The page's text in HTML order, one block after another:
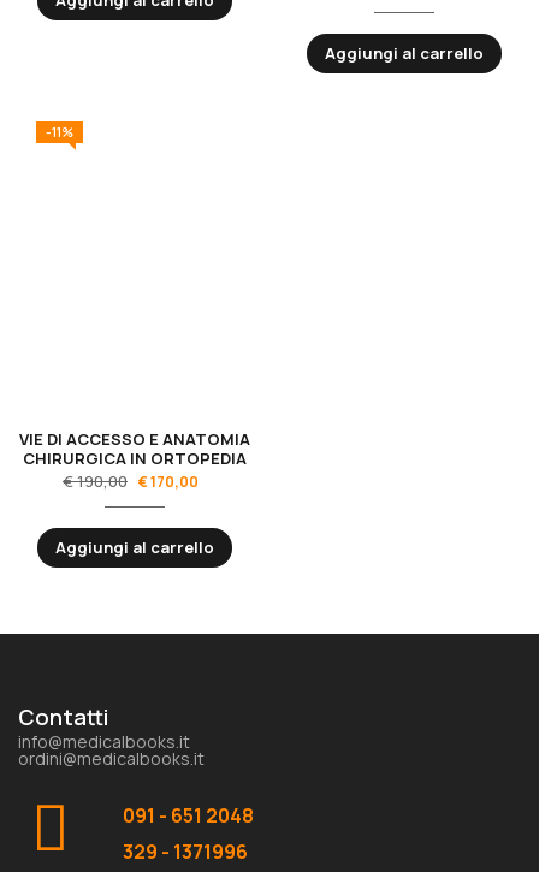
Aggiungi al carrello
-11%
VIE DI ACCESSO E ANATOMIA
CHIRURGICA IN ORTOPEDIA
€190,00 €170,00
Aggiungi al carrello
Contatti
info@medicalbooks.it
ordini@medicalbooks.it
091 - 651 2048
329 - 1371996